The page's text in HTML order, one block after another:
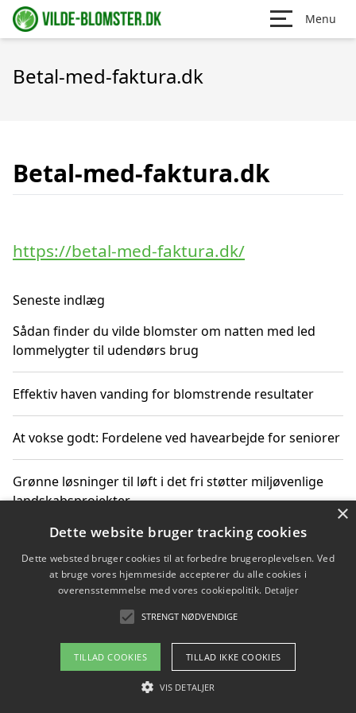
Menu
Betal-med-faktura.dk
Betal-med-faktura.dk
https://betal-med-faktura.dk/
Seneste indlæg
Sådan finder du vilde blomster om natten med led
lommelygter til udendørs brug
Effektiv haven vanding for blomstrende resultater
At vokse godt: Fordelene ved havearbejde for seniorer
Grønne løsninger til løft i det fri støtter miljøvenlige
landskabsprojekter
Gør haven til et frirum for familien og naturen
Copyright 2026 - Pilanto Aps
Om / kontakt
Blog Betingelser
×
Dette website bruger tracking cookies
Dette websted bruger cookies til at forbedre brugeroplevelsen. Ved
at bruge vores hjemmeside accepterer du alle cookies i
overensstemmelse med vores cookiepolitik. Detaljer
STRENGT NØDVENDIGE
TILLAD COOKIES TILLAD IKKE COOKIES
VIS DETALJER